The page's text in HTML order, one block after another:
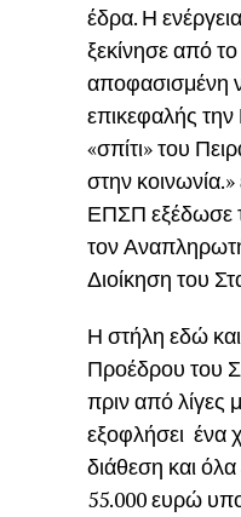
έδρα. Η
ξεκίνησε από
αποφασισμένη
επικεφαλής
«σπίτι» του
στην
ΕΠΣΠ εξέδωσε
τον
Διοίκηση του
Η στήλη εδώ και
Προέδρου του
πριν από λίγες
εξοφλήσει ένα
διάθεση και
55.000 ευρώ